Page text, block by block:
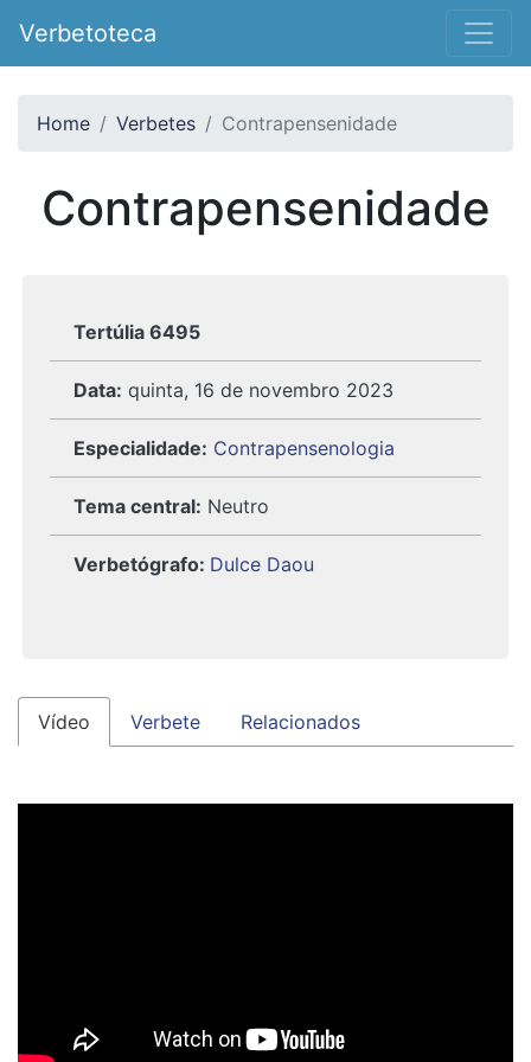
Verbetoteca
Home Verbetes Contrapensenidade
Contrapensenidade
Tertúlia 6495
Data: quinta, 16 de novembro 2023
Especialidade: Contrapensenologia
Tema central: Neutro
Verbetógrafo: Dulce Daou
Vídeo Verbete Relacionados